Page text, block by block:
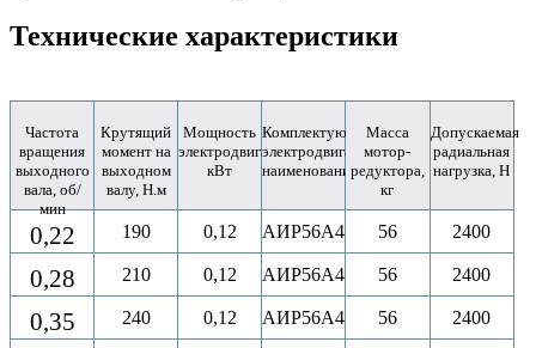
Технические характеристики
Частота
вращения
выходного
вала, об/
мин
Крутящий
момент на
выходном
валу, Н.м
Мощность
электродвигателя,
кВт
Комплектующий
электродвигатель,
наименование
Масса
мотор-
редуктора,
кг
Допускаемая
радиальная
нагрузка, Н
0,22 190 0,12 АИР56A4 56 2400
0,28 210 0,12 АИР56A4 56 2400
0,35 240 0,12 АИР56A4 56 2400